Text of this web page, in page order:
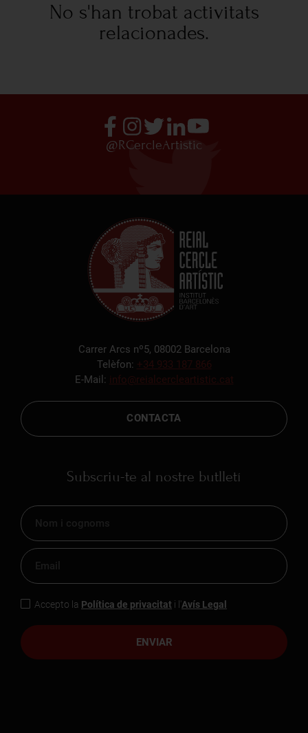
No s'han trobat activitats
relacionades.
@RCercleArtistic
Carrer Arcs nº5, 08002 Barcelona
Telèfon: +34 933 187 866
E-Mail: info@reialcercleartistic.cat
CONTACTA
Subscriu-te al nostre butlletí
ENVIAR
Accepto la Política de privacitat i l'Avís Legal